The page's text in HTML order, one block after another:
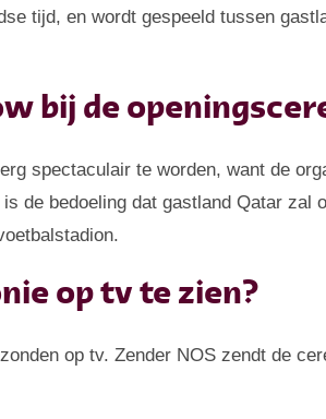
tijd, en wordt gespeeld tussen
bij de
spectaculair te worden, want de
de bedoeling dat gastland Qatar zal
op tv te zien?
op tv. Zender NOS zendt de